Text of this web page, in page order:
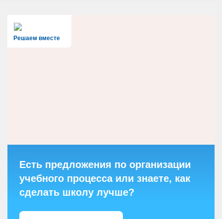
Решаем вместе
Есть предложения по организации
учебного процесса или знаете, как
сделать школу лучше?